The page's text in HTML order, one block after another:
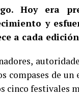
Hoy era
y
a cada
compases de un
cinco festivales